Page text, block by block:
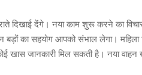
देंगे। नया काम शुरू करने का विचार
बड़ों का सहयोग आपको संभाल लेगा। महिला
खास जानकारी मिल सकती है। नया वाहन